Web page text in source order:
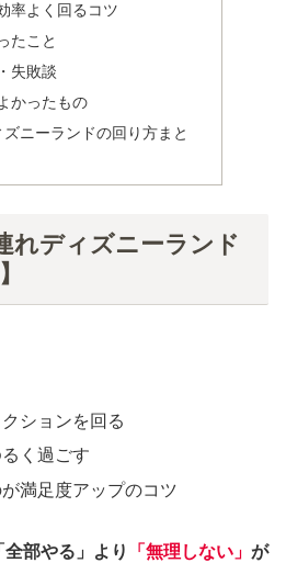
率よく回るコツ
たこと
失敗談
かったもの
ニーランドの回り方まと
れディズニーランド
ションを回る
く過ごす
満足度アップのコツ
全部やる」より 「無理しない」 が